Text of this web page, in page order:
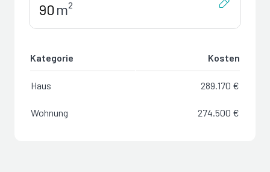
m²
Kategorie Kosten
Haus 289.170 €
Wohnung 274.500 €